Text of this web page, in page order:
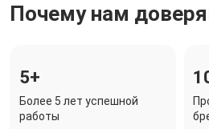
Почему нам
5+
Более 5 лет успешной
работы